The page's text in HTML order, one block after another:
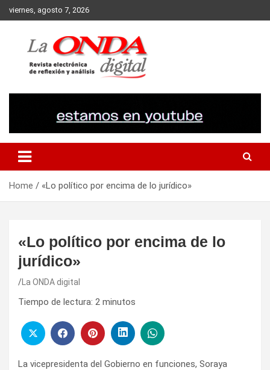
Skip
to
viernes, agosto 7, 2026
Home «Lo político por encima de lo jurídico»
«Lo político por encima de lo
jurídico»
La ONDA digital
Tiempo de lectura: 2 minutos
La vicepresidenta del Gobierno en funciones, Soraya